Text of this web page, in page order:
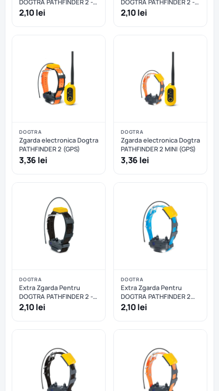
DOGTRA PATHFINDER 2 -
Portocaliu
2,10 lei
DOGTRA PATHFINDER 2 -
Verde
2,10 lei
DOGTRA
Zgarda electronica Dogtra
PATHFINDER 2 (GPS)
3,36 lei
DOGTRA
Zgarda electronica Dogtra
PATHFINDER 2 MINI (GPS)
3,36 lei
DOGTRA
Extra Zgarda Pentru
DOGTRA PATHFINDER 2 -
Albastru
2,10 lei
DOGTRA
Extra Zgarda Pentru
DOGTRA PATHFINDER 2
MINI - Albastru
2,10 lei